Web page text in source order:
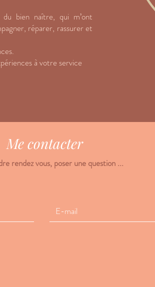
du bien naître, qui m’ont
réparer, rassurer et
à votre service
Me contacter
rendez vous, poser une question ...